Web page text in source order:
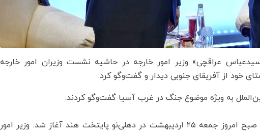
عراقچی» وزیر امور خارجه در حاشیه نشست وزیران امور خارجه
خود از آفریقای جنوبی دیدار و گفت‌وگو کرد.
به ویژه موضوع جنگ در غرب آسیا گفت‌وگو کردند.
دومین روز نشست کشورهای عضو بریکس صبح امروز جمعه ۲۵ اردیبهشت در دهلی‌نو پایتخت هند آغاز شد. وزیر امور